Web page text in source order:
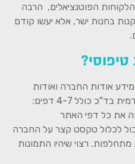
הפוטנציאלים, הרבה
בחנות ישר, אלא יעשו קודם
אודות החברה ואודות
כולל 4-7 דפים:
את כל דפי האתר
לכלול טקסט קצר על החברה
רצוי שיהיו התמונות